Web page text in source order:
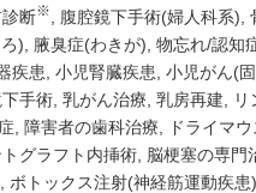
断※ 腹腔鏡下手術(婦人科系)
) 腋臭症(わきが) 物忘れ/認知
疾患 小児腎臓疾患 小児がん(
手術 乳がん治療 乳房再建 リ
障害者の歯科治療 ドライマ
グラフト内挿術 脳梗塞の専門
ボトックス注射(神経筋運動疾患)